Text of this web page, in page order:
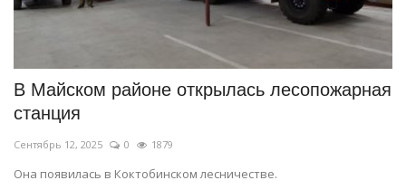
СПЕЦПРОЕКТЫ
Чек-лист
РАЗВЛЕЧЕНИЯ
В Майском районе открылась лесопожарная
станция
Сентябрь 12, 2025 0 1879
Она появилась в Коктобинском лесничестве.